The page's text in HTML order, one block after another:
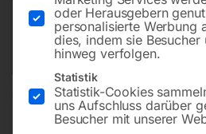
Versandkosten Standard
Bitte beachten Sie: Die
Andere Länder können abweichen.
In
oder Herausgebern
personalisierte Werbung
dies, indem sie Besucher
hinweg verfolgen.
Statistik
Statistik-Cookies
uns Aufschluss darüber
Besucher mit unserer